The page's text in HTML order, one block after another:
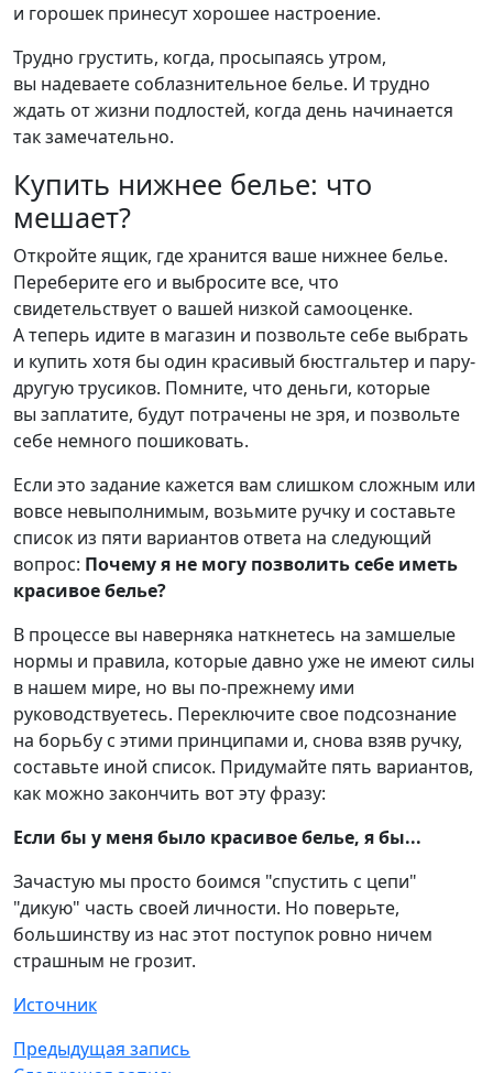
и горошек принесут хорошее настроение.
Трудно грустить, когда, просыпаясь утром,
вы надеваете соблазнительное белье. И трудно
ждать от жизни подлостей, когда день начинается
так замечательно.
Купить нижнее белье: что
мешает?
Откройте ящик, где хранится ваше нижнее белье.
Переберите его и выбросите все, что
свидетельствует о вашей низкой самооценке.
А теперь идите в магазин и позвольте себе выбрать
и купить хотя бы один красивый бюстгальтер и пару-
другую трусиков. Помните, что деньги, которые
вы заплатите, будут потрачены не зря, и позвольте
себе немного пошиковать.
Если это задание кажется вам слишком сложным или
вовсе невыполнимым, возьмите ручку и составьте
список из пяти вариантов ответа на следующий
вопрос: Почему я не могу позволить себе иметь
красивое белье?
В процессе вы наверняка наткнетесь на замшелые
нормы и правила, которые давно уже не имеют силы
в нашем мире, но вы по-прежнему ими
руководствуетесь. Переключите свое подсознание
на борьбу с этими принципами и, снова взяв ручку,
составьте иной список. Придумайте пять вариантов,
как можно закончить вот эту фразу:
Если бы у меня было красивое белье, я бы...
Зачастую мы просто боимся "спустить с цепи"
"дикую" часть своей личности. Но поверьте,
большинству из нас этот поступок ровно ничем
страшным не грозит.
Источник
Предыдущая запись